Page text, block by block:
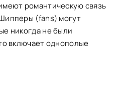
романтическую связь
(fans) могут
никогда не были
включает однополые